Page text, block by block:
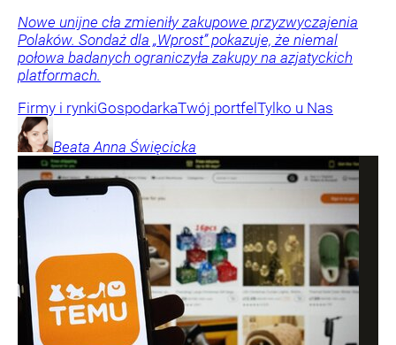
Nowe unijne cła zmieniły zakupowe przyzwyczajenia
Polaków. Sondaż dla „Wprost” pokazuje, że niemal
połowa badanych ograniczyła zakupy na azjatyckich
platformach.
Firmy i rynkiGospodarkaTwój portfel Tylko u Nas
Beata Anna Święcicka